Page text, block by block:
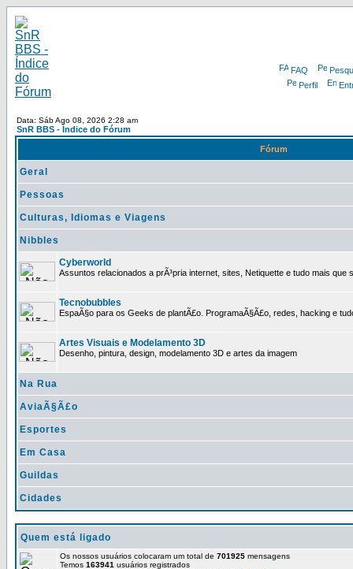
FAQ
Perfil
Data: Sáb Ago 08, 2026 2:28 am
SnR BBS - Índice do Fórum
Fórum
Geral
Pessoas
Culturas, Idiomas e Viagens
Nibbles
Cyberworld
Assuntos relacionados a prÃ³pria internet, sites, Netiquette e tudo mais que
Tecnobubbles
EspaÃ§o para os Geeks de plantÃ£o. ProgramaÃ§Ã£o, redes, hacking e
Artes Visuais e Modelamento 3D
Desenho, pintura, design, modelamento 3D e artes da imagem
Na Rua
AviaÃ§Ã£o
Esportes
Em Casa
Guildas
Cidades
Quem está ligado
Os nossos usuários colocaram um total de 701925 mensagens
Temos 163941 usuários registrados